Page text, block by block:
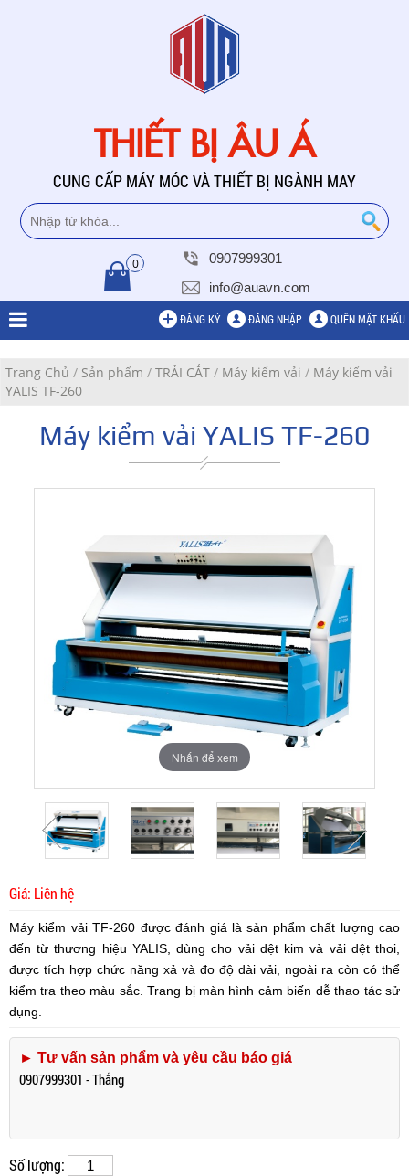
THIẾT BỊ ÂU Á
CUNG CẤP MÁY MÓC VÀ THIẾT BỊ NGÀNH MAY
0
0907999301
info@auavn.com
ĐĂNG KÝ ĐĂNG NHẬP QUÊN MẬT KHẨU
Trang Chủ / Sản phẩm / TRẢI CẮT / Máy kiểm vải / Máy kiểm vải
YALIS TF-260
Máy kiểm vải YALIS TF-260
Nhấn để xem
Nhấn để xem
Nhấn để xem
Nhấn để xem
Nhấn để xem
Giá: Liên hệ
Máy kiểm vải TF-260 được đánh giá là sản phẩm chất lượng cao
đến từ thương hiệu YALIS, dùng cho vải dệt kim và vải dệt thoi,
được tích hợp chức năng xả và đo độ dài vải, ngoài ra còn có thể
kiểm tra theo màu sắc. Trang bị màn hình cảm biến dễ thao tác sử
dụng.
► Tư vấn sản phẩm và yêu cầu báo giá
0907999301 - Thắng
Số lượng: